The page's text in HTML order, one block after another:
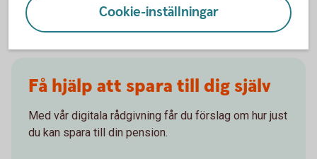
Få hjälp att spara till dig själv
Med vår digitala rådgivning får du förslag om hur just
du kan spara till din pension.
Cookie-inställningar